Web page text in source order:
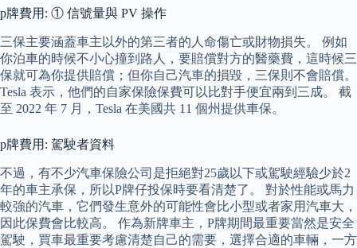
p牌費用: ① 信號量與 PV 操作
三保主要涵蓋車主以外的第三者的人命傷亡或財物損失。 例如
你泊車的時候不小心撞到路人，要賠償對方的醫藥費，這時候三
保就可為你提供賠償；但你自己汽車的損毀，三保則不會賠償。
Tesla 表示，他們的自家保險保費可以比對手便宜兩到三成。 截
至 2022 年 7 月，Tesla 在美國共 11 個州提供車保。
p牌費用: 駕駛者資料
不過，有不少汽車保險公司是拒絕對25歲以下或駕駛經驗少於2
年的車主承保，所以P牌仔投保時要看清楚了。 對於性能或馬力
較強的汽車，它們發生意外的可能性會比小型或者家用汽車大，
因此保費會比較高。 作為新牌車主，P牌期間最重要當然是安全
駕駛，買車最重要考慮清楚自己的需要，選擇合適的車輛，一方